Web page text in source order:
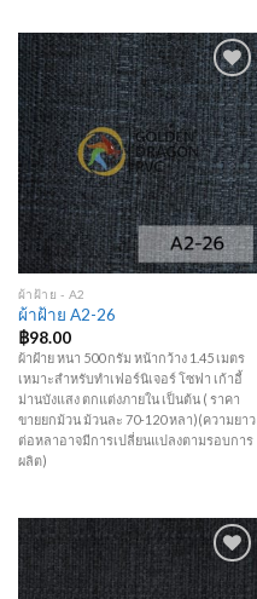
Add to
Wishlist
ผ้าฝ้าย - A2
ผ้าฝ้าย A2-26
฿98.00
ผ้าฝ้าย หนา 500 กรัม หน้ากว้าง 1.45 เมตร
เหมาะสำหรับทำเฟอร์นิเจอร์ โซฟา เก้าอี้
ม่านบังแสง ตกแต่งภายใน เป็นต้น ( ราคา
ขายยกม้วน ม้วนละ 70-120 หลา)(ความยาว
ต่อหลาอาจมีการเปลี่ยนแปลงตามรอบการ
ผลิต)